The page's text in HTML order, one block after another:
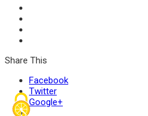
Share This
Facebook
Twitter
Google+